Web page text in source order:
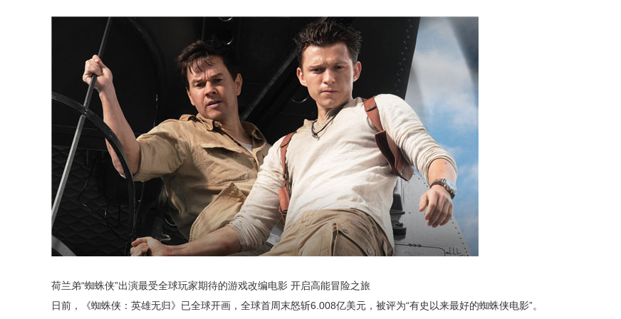
荷兰弟“蜘蛛侠”出演最受全球玩家期待的游戏改编电影 开启高能冒险之旅
日前，《蜘蛛侠：英雄无归》已全球开画，全球首周末怒斩6.008亿美元，被评为“有史以来最好的蜘蛛侠电影”。